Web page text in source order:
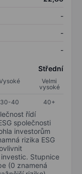
-
-
-
Střední
Velmi
vysoké
30-40 40+
řídí
společnosti
investorům
rizika ESG
Stupnice
(0 znamená